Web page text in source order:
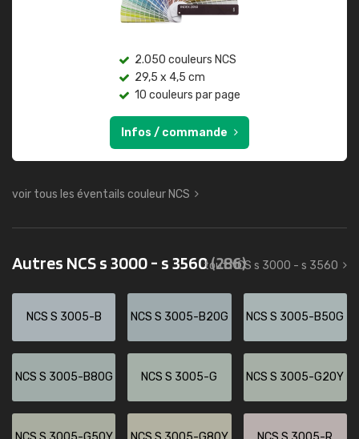
2.050 couleurs NCS
29,5 x 4,5 cm
10 couleurs par page
Infos / commande
voir tous les éventails couleur NCS
Autres NCS s 3000 - s 3560(286)
tout NCS s 3000 - s 3560
NCS S 3005-B NCS S 3005-B20G NCS S 3005-B50G
NCS S 3005-B80G NCS S 3005-G NCS S 3005-G20Y